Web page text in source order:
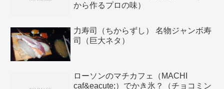
から作るプロの味）
力寿司（ちからずし） 名物ジャンボ寿
司（巨大ネタ）
ローソンのマチカフェ（MACHI
caf&eacute;）でかき氷？（チョコミン